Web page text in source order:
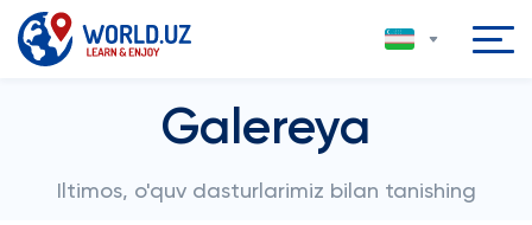
Galereya
Iltimos, o'quv dasturlarimiz bilan tanishing